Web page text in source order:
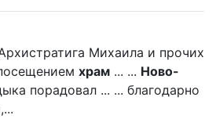
Михаила и прочих
храм ... ... Ново-
порадовал ... ... благодарно